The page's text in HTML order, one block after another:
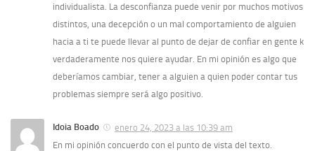
individualista. La desconfianza puede venir por muchos motivos
distintos, una decepción o un mal comportamiento de alguien
hacia a ti te puede llevar al punto de dejar de confiar en gente k
verdaderamente nos quiere ayudar. En mi opinión es algo que
deberíamos cambiar, tener a alguien a quien poder contar tus
problemas siempre será algo positivo.
Idoia Boado
enero 24, 2023 a las 10:39 am
En mi opinión concuerdo con el punto de vista del texto.